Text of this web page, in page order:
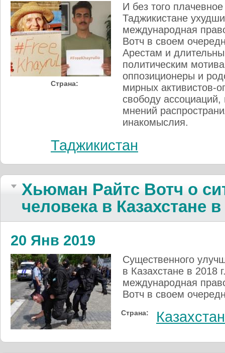
И без того
Таджикистане
международная
Вотч в своем
Арестам и
политическим
оппозиционеры и
мирных активистов-
свободу
мнений
инакомыслия.
Страна:
Таджикистан
Хьюман Райтс Вотч о
человека в Казахстане
20 Янв 2019
Существенного
в Казахстане в 2018
международная
Вотч в своем
Страна: Казахстан